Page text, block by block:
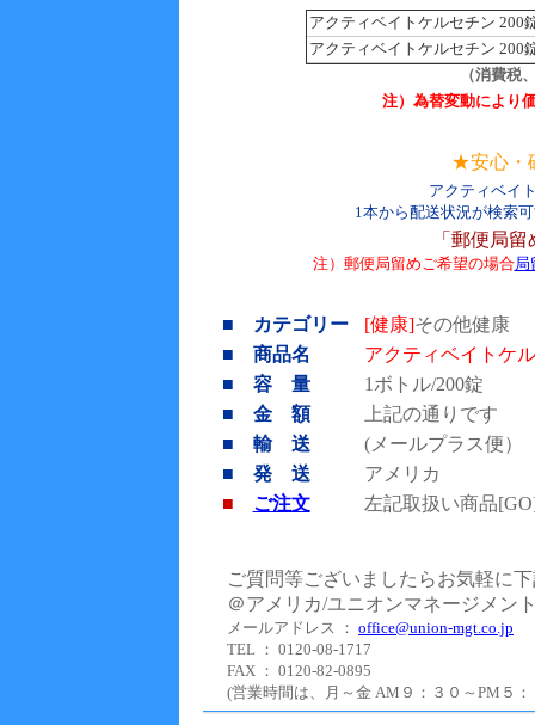
アクティベイトケルセチン 200
アクティベイトケルセチン 200
（消費税
注）為替変動により
★安心・
アクティベイ
1本から配送状況が検索
「郵便局
注）郵便局留めご希望の場合局
■ カテゴリー [健康]その他健康
■ 商品名
アクティベイトケ
■ 容 量
1ボトル/200錠
■ 金 額
上記の通りです
■ 輸 送
(メールプラス便）
■ 発 送
アメリカ
■
ご注文 左記取扱い商品
ご質問等ございましたらお気軽に
＠アメリカ/ユニオンマネージメン
メールアドレス ： office@union-mgt.co.jp
TEL ： 0120-08-1717
FAX ： 0120-82-0895
(営業時間は、月～金 AM９：３０～PM５